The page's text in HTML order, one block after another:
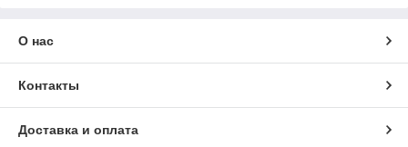
О нас
Контакты
Доставка и оплата